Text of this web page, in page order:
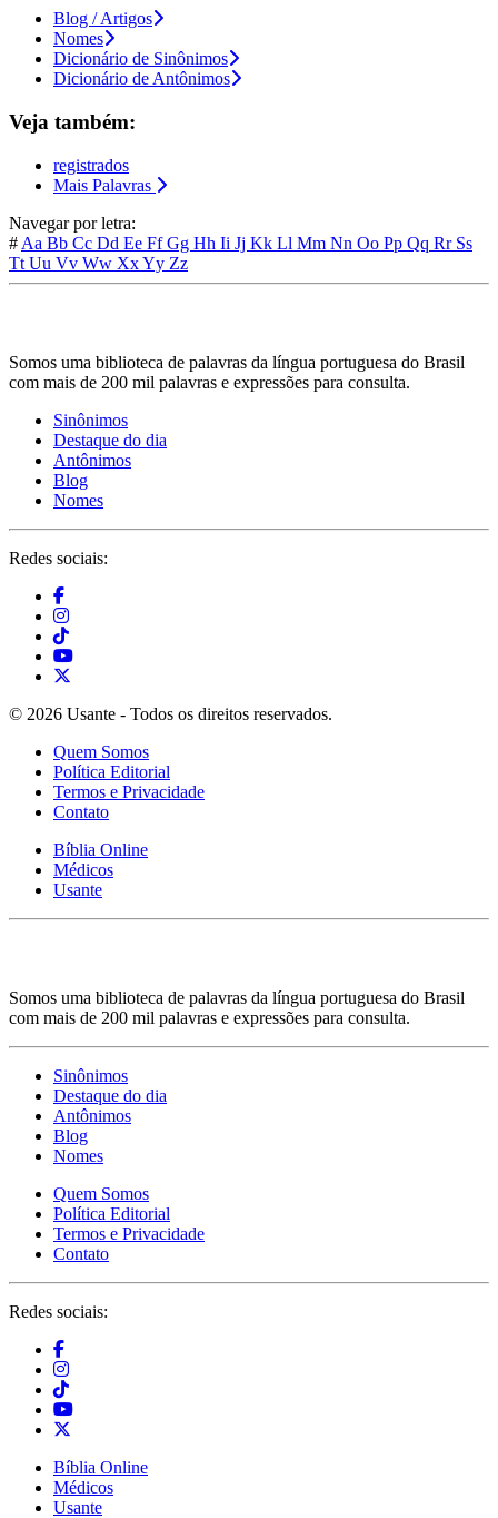
Blog / Artigos
Nomes
Dicionário de Sinônimos
Dicionário de Antônimos
Veja também:
registrados
Mais Palavras
Navegar por letra:
# Aa Bb Cc Dd Ee FfGg Hh Ii Jj Kk Ll Mm Nn Oo Pp Qq Rr Ss
Tt Uu Vv Ww XxYy Zz
Somos uma biblioteca de palavras da língua portuguesa do Brasil
com mais de 200 mil palavras e expressões para consulta.
Sinônimos
Destaque do dia
Antônimos
Blog
Nomes
Redes sociais:
© 2026 Usante - Todos os direitos reservados.
Quem Somos
Política Editorial
Termos e Privacidade
Contato
Bíblia Online
Médicos
Usante
Somos uma biblioteca de palavras da língua portuguesa do Brasil
com mais de 200 mil palavras e expressões para consulta.
Sinônimos
Destaque do dia
Antônimos
Blog
Nomes
Quem Somos
Política Editorial
Termos e Privacidade
Contato
Redes sociais:
Bíblia Online
Médicos
Usante